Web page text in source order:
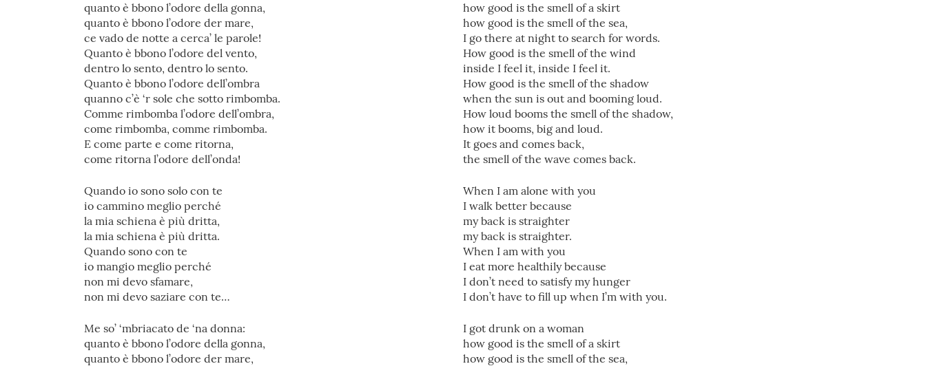
quanto è bbono l’odore della gonna,
quanto è bbono l’odore der mare,
ce vado de notte a cerca’ le parole!
Quanto è bbono l’odore del vento,
dentro lo sento, dentro lo sento.
Quanto è bbono l’odore dell’ombra
quanno c’è ‘r sole che sotto rimbomba.
Comme rimbomba l’odore dell’ombra,
come rimbomba, comme rimbomba.
E come parte e come ritorna,
come ritorna l’odore dell’onda!
Quando io sono solo con te
io cammino meglio perché
la mia schiena è più dritta,
la mia schiena è più dritta.
Quando sono con te
io mangio meglio perché
non mi devo sfamare,
non mi devo saziare con te…
Me so’ ‘mbriacato de ‘na donna:
quanto è bbono l’odore della gonna,
quanto è bbono l’odore der mare,
how good is the smell of a skirt
how good is the smell of the sea,
I go there at night to search for words.
How good is the smell of the wind
inside I feel it, inside I feel it.
How good is the smell of the shadow
when the sun is out and booming loud.
How loud booms the smell of the shadow,
how it booms, big and loud.
It goes and comes back,
the smell of the wave comes back.
When I am alone with you
I walk better because
my back is straighter
my back is straighter.
When I am with you
I eat more healthily because
I don’t need to satisfy my hunger
I don’t have to fill up when I’m with you.
I got drunk on a woman
how good is the smell of a skirt
how good is the smell of the sea,